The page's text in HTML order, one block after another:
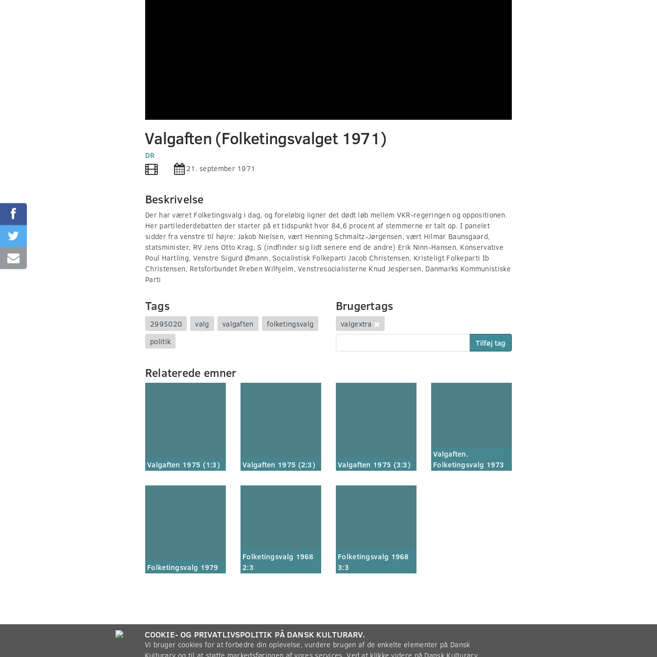
seconds
of
0
seconds
90%
Valgaften (Folketingsvalget 1971)
DR
21. september 1971
Beskrivelse
Der har været Folketingsvalg i dag, og foreløbig ligner det dødt løb mellem VKR-regeringen og oppositionen.
Her partilederdebatten der starter på et tidspunkt hvor 84,6 procent af stemmerne er talt op. I panelet
sidder fra venstre til højre: Jakob Nielsen, vært Henning Schmaltz-Jørgensen, vært Hilmar Baunsgaard,
statsminister, RV Jens Otto Krag, S (indfinder sig lidt senere end de andre) Erik Ninn-Hansen, Konservative
Poul Hartling, Venstre Sigurd Ømann, Socialistisk Folkeparti Jacob Christensen, Kristeligt Folkeparti Ib
Christensen, Retsforbundet Preben Wilhjelm, Venstresocialisterne Knud Jespersen, Danmarks Kommunistiske
Parti
Tags
2995020 valg valgaften
folketingsvalg
politik
Brugertags
valgextra
Tilføj tag
Relaterede emner
Valgaften 1975 (1:3) Valgaften 1975 (2:3) Valgaften 1975 (3:3)
Valgaften.
Folketingsvalg 1973
Folketingsvalg 1979
Folketingsvalg 1968
2:3
Folketingsvalg 1968
3:3
COOKIE- OG PRIVATLIVSPOLITIK PÅ DANSK KULTURARV.
Vi bruger cookies for at forbedre din oplevelse, vurdere brugen af de enkelte elementer på Dansk
Kulturarv og til at støtte markedsføringen af vores services. Ved at klikke videre på Dansk Kulturarv